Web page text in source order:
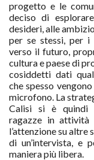
progetto e le
deciso di
desideri, alle
per se stessi, per
verso il futuro,
cultura e paese di
cosiddetti dati
che spesso
microfono. La
Calisi si è quindi
ragazze in attività
l’attenzione su altre
di un’intervista, e
maniera più libera.